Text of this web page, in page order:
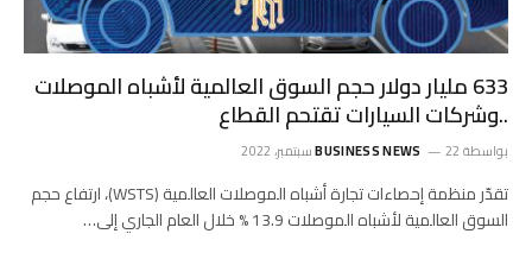
633 مليار دولار حجم السوق العالمية لأشباه الموصلات
..وشركات السيارات تقتحم القطاع
بواسطة BUSINESS NEWS 22 سبتمبر، 2022
تقدّر منظمة إحصاءات تجارة أشباه الموصلات العالمية (WSTS)، ارتفاع حجم
السوق العالمية لأشباه الموصلات 13.9 % خلال العام الجاري إلى…